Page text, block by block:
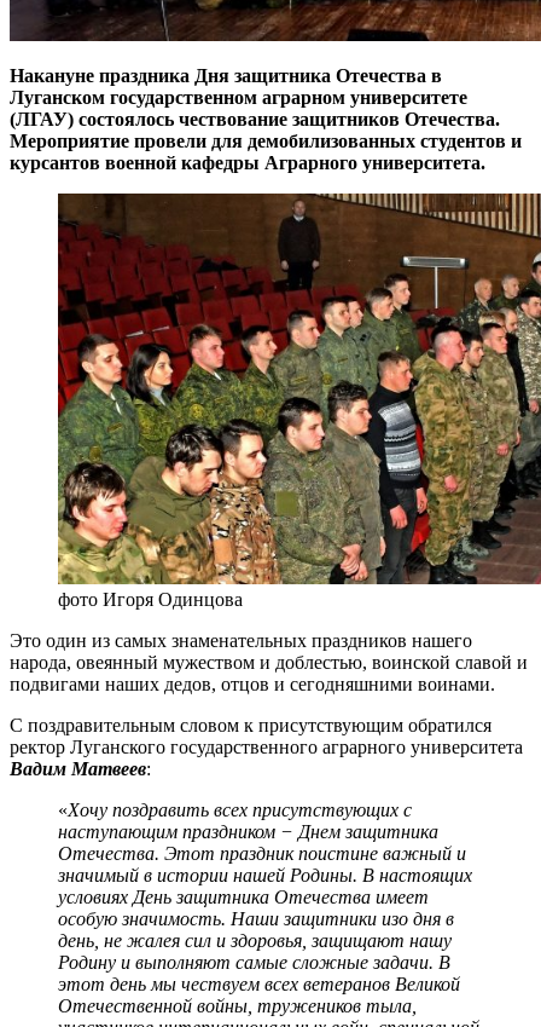
Накануне праздника Дня защитника Отечества в
Луганском государственном аграрном университете
(ЛГАУ) состоялось чествование защитников Отечества.
Мероприятие провели для демобилизованных студентов и
курсантов военной кафедры Аграрного университета.
фото Игоря Одинцова
Это один из самых знаменательных праздников нашего
народа, овеянный мужеством и доблестью, воинской славой и
подвигами наших дедов, отцов и сегодняшними воинами.
С поздравительным словом к присутствующим обратился
ректор Луганского государственного аграрного университета
Вадим Матвеев:
«Хочу поздравить всех присутствующих с
наступающим праздником − Днем защитника
Отечества. Этот праздник поистине важный и
значимый в истории нашей Родины. В настоящих
условиях День защитника Отечества имеет
особую значимость. Наши защитники изо дня в
день, не жалея сил и здоровья, защищают нашу
Родину и выполняют самые сложные задачи. В
этот день мы чествуем всех ветеранов Великой
Отечественной войны, тружеников тыла,